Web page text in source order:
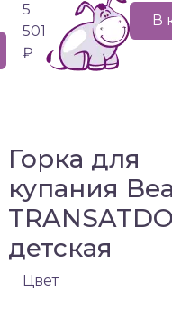
5
501
₽
В
Горка для
купания
TRANSATDO
детская
Цвет